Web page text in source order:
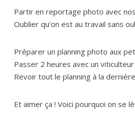
Partir en reportage photo avec
Oublier qu’on est au travail sans
Préparer un planning photo aux
Passer 2 heures avec un
Revoir tout le planning à la
Et aimer ça ! Voici pourquoi on se